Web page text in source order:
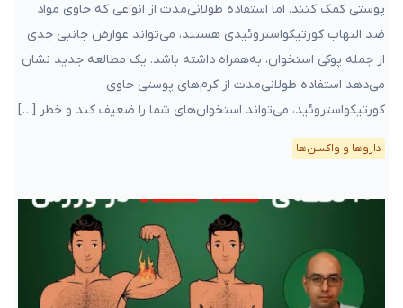
پوستی کمک کنند. اما استفاده طولانی‌مدت از انواعی که حاوی مواد
ضد التهاب کورتیکواستروئیدی هستند، می‌تواند عوارض جانبی جدی
از جمله پوکی استخوان، به‌همراه داشته باشد. یک مطالعه جدید نشان
می‌دهد استفاده طولانی‌مدت از کرم‌های پوستی حاوی
کورتیکواستروئید، می‌تواند استخوان‌های شما را ضعیف کند و خطر […]
دارو‌ها و واکسن‌ها